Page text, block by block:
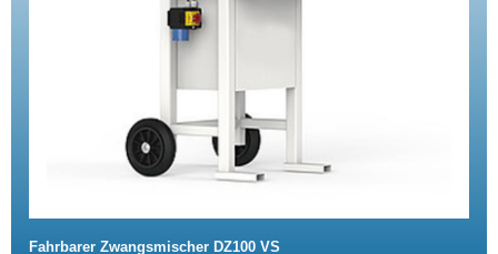
Fahrbarer Zwangsmischer DZ100 VS